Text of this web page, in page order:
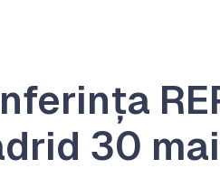
30 mai